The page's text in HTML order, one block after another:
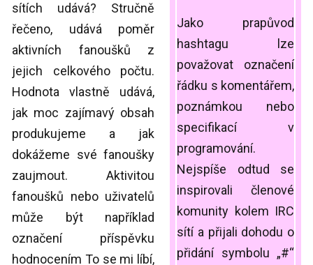
sítích udává? Stručně
řečeno, udává poměr
aktivních fanoušků z
jejich celkového počtu.
Hodnota vlastně udává,
jak moc zajímavý obsah
produkujeme a jak
dokážeme své fanoušky
zaujmout. Aktivitou
fanoušků nebo uživatelů
může být například
označení příspěvku
hodnocením To se mi líbí,
Jako prapůvod
hashtagu lze
považovat označení
řádku s komentářem,
poznámkou nebo
specifikací v
programování.
Nejspíše odtud se
inspirovali členové
komunity kolem IRC
sítí a přijali dohodu o
přidání symbolu „#“